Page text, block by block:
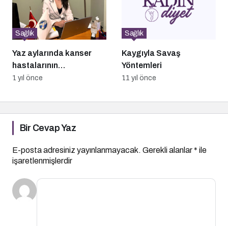
Yaz aylarında kanser
hastalarının
beslenmesinde dikkat
Sağlık
1 yıl önce
Kaygıyla Savaş
Yöntemleri
Sağlık
11 yıl önce
Bir Cevap Yaz
E-posta adresiniz yayınlanmayacak. Gerekli alanlar* ile
işaretlenmişlerdir